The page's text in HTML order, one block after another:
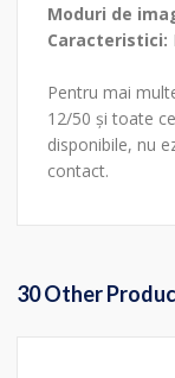
Moduri de
Caracteristici:
Pentru mai
12/50 și toate
disponibile, nu
contact.
30 Other